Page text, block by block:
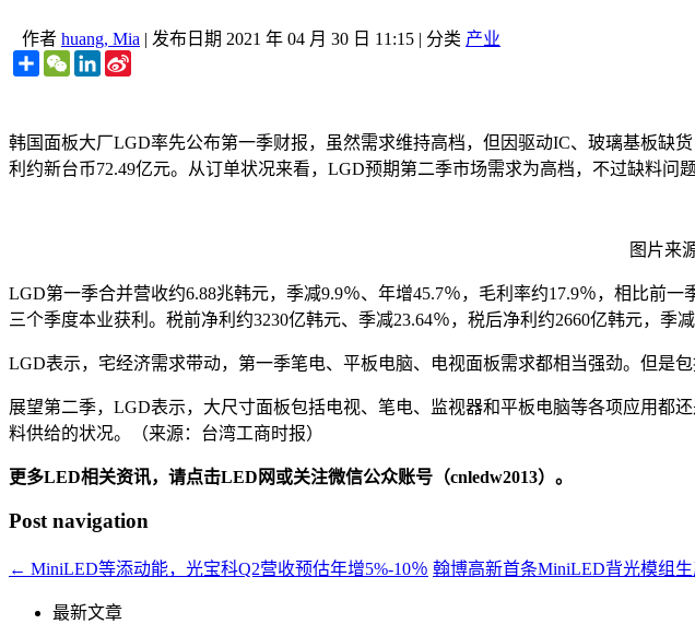
作者 huang, Mia | 发布日期 2021 年 04 月 30 日 11:15 | 分类 产业
ShareWeChatLinkedIn
韩国面板大厂LGD率先公布第一季财报，虽然需求维持高档，但因驱动IC、玻璃基板缺
利约新台币72.49亿元。从订单状况来看，LGD预期第二季市场需求为高档，不过缺料问
图片来
LGD第一季合并营收约6.88兆韩元，季减9.9％、年增45.7％，毛利率约17.9％，相比前
三个季度本业获利。税前净利约3230亿韩元、季减23.64％，税后净利约2660亿韩元，季
LGD表示，宅经济需求带动，第一季笔电、平板电脑、电视面板需求都相当强劲。但是
展望第二季，LGD表示，大尺寸面板包括电视、笔电、监视器和平板电脑等各项应用都
料供给的状况。（来源：台湾工商时报）
更多LED相关资讯，请点击LED网或关注微信公众账号（cnledw2013）。
Post navigation
← MiniLED等添动能，光宝科Q2营收预估年增5%-10％ 翰博高新首条MiniLED背光模组
最新文章